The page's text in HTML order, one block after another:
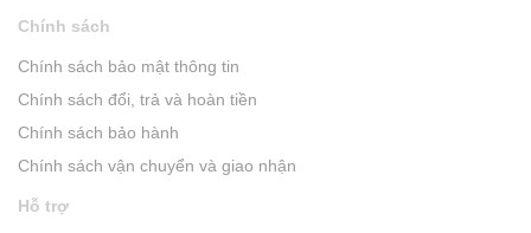
Chính sách
Chính sách bảo mật thông tin
Chính sách đổi, trả và hoàn tiền
Chính sách bảo hành
Chính sách vận chuyển và giao nhận
Hỗ trợ